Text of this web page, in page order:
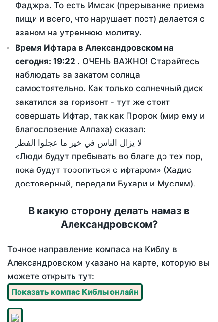
Фаджра. То есть Имсак (прерывание приема
пищи и всего, что нарушает пост) делается с
азаном на утреннюю молитву.
Время Ифтара в Александровском на
сегодня: 19:22 . ОЧЕНЬ ВАЖНО! Старайтесь
наблюдать за закатом солнца
самостоятельно. Как только солнечный диск
закатился за горизонт - тут же стоит
совершать Ифтар, так как Пророк (мир ему и
благословение Аллаха) сказал:
لا يزال الناس في خير ما عجلوا الفطر
«Люди будут пребывать во благе до тех пор,
пока будут торопиться с ифтаром» (Хадис
достоверный, передали Бухари и Муслим).
В какую сторону делать намаз в
Александровском?
Точное направление компаса на Киблу в
Александровском указано на карте, которую вы
можете открыть тут:
Показать компас Киблы онлайн